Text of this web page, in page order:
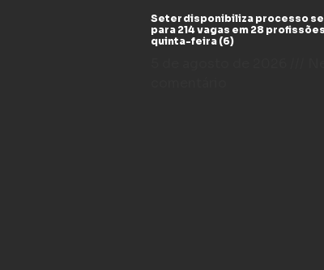
Seter disponibiliza processo
para 214 vagas em 28
quinta-feira (6)